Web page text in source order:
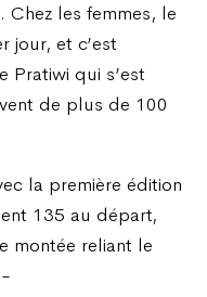
Chez les femmes, le
jour, et c’est
Pratiwi qui s’est
de plus de 100
la première édition
135 au départ,
montée reliant le